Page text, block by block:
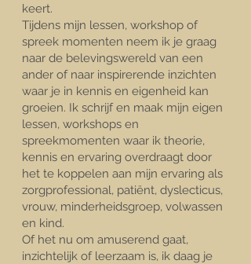
keert.
Tijdens mijn lessen, workshop of
spreek momenten neem ik je graag
naar de belevingswereld van een
ander of naar inspirerende inzichten
waar je in kennis en eigenheid kan
groeien. Ik schrijf en maak mijn eigen
lessen, workshops en
spreekmomenten waar ik theorie,
kennis en ervaring overdraagt door
het te koppelen aan mijn ervaring als
zorgprofessional, patiënt, dyslecticus,
vrouw, minderheidsgroep, volwassen
en kind.
Of het nu om amuserend gaat,
inzichtelijk of leerzaam is, ik daag je